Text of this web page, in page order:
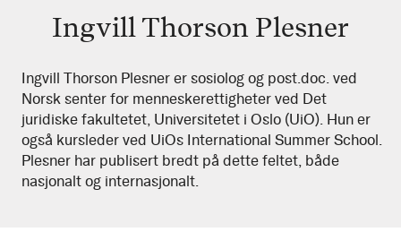
Ingvill Thorson Plesner
Ingvill
Thorson
Plesner
Ingvill Thorson Plesner er sosiolog og post.doc. ved
Norsk senter for menneskerettigheter ved Det
juridiske fakultetet, Universitetet i Oslo (UiO). Hun er
også kursleder ved UiOs International Summer School.
Plesner har publisert bredt på dette feltet, både
nasjonalt og internasjonalt.